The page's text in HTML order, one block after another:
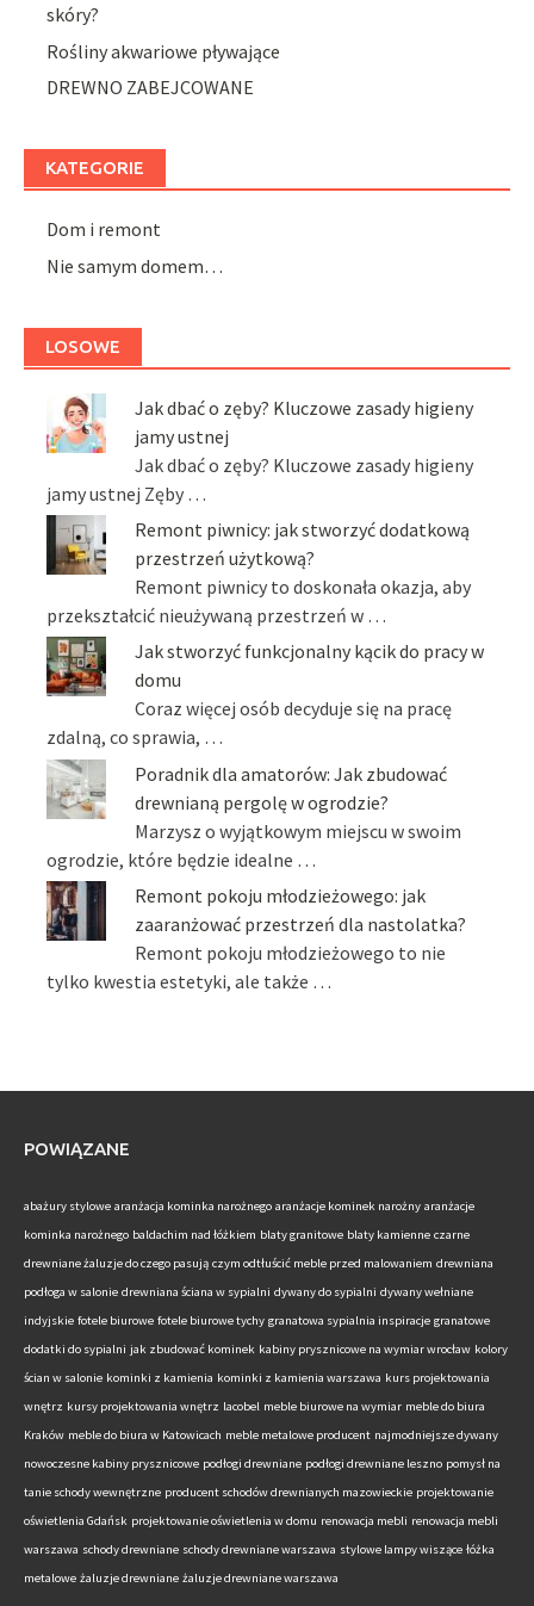
skóry?
Rośliny akwariowe pływające
DREWNO ZABEJCOWANE
KATEGORIE
Dom i remont
Nie samym domem…
LOSOWE
Jak dbać o zęby? Kluczowe zasady higieny
jamy ustnej
Jak dbać o zęby? Kluczowe zasady higieny
jamy ustnej Zęby …
Remont piwnicy: jak stworzyć dodatkową
przestrzeń użytkową?
Remont piwnicy to doskonała okazja, aby
przekształcić nieużywaną przestrzeń w …
Jak stworzyć funkcjonalny kącik do pracy w
domu
Coraz więcej osób decyduje się na pracę
zdalną, co sprawia, …
Poradnik dla amatorów: Jak zbudować
drewnianą pergolę w ogrodzie?
Marzysz o wyjątkowym miejscu w swoim
ogrodzie, które będzie idealne …
Remont pokoju młodzieżowego: jak
zaaranżować przestrzeń dla nastolatka?
Remont pokoju młodzieżowego to nie
tylko kwestia estetyki, ale także …
POWIĄZANE
abażury stylowe aranżacja kominka narożnego aranżacje kominek narożny aranżacje
kominka narożnego baldachim nad łóżkiem blaty granitowe blaty kamienne czarne
drewniane żaluzje do czego pasują czym odtłuścić meble przed malowaniem drewniana
podłoga w salonie drewniana ściana w sypialni dywany do sypialni dywany wełniane
indyjskie fotele biurowe fotele biurowe tychy granatowa sypialnia inspiracje granatowe
dodatki do sypialni jak zbudować kominek kabiny prysznicowe na wymiar wrocław kolory
ścian w salonie kominki z kamienia kominki z kamienia warszawa kurs projektowania
wnętrz kursy projektowania wnętrz lacobel meble biurowe na wymiar meble do biura
Kraków meble do biura w Katowicach meble metalowe producent najmodniejsze dywany
nowoczesne kabiny prysznicowe podłogi drewniane podłogi drewniane leszno pomysł na
tanie schody wewnętrzne producent schodów drewnianych mazowieckie projektowanie
oświetlenia Gdańsk projektowanie oświetlenia w domu renowacja mebli renowacja mebli
warszawa schody drewniane schody drewniane warszawa stylowe lampy wiszące łóżka
metalowe żaluzje drewniane żaluzje drewniane warszawa